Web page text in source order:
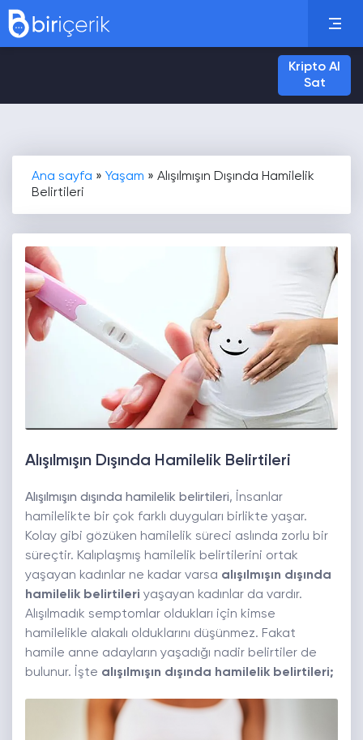
Kripto Al
Sat
Ana sayfa » Yaşam » Alışılmışın Dışında Hamilelik
Belirtileri
Alışılmışın Dışında Hamilelik Belirtileri
Alışılmışın dışında hamilelik belirtileri, İnsanlar
hamilelikte bir çok farklı duyguları birlikte yaşar.
Kolay gibi gözüken hamilelik süreci aslında zorlu bir
süreçtir. Kalıplaşmış hamilelik belirtilerini ortak
yaşayan kadınlar ne kadar varsa alışılmışın dışında
hamilelik belirtileri yaşayan kadınlar da vardır.
Alışılmadık semptomlar oldukları için kimse
hamilelikle alakalı olduklarını düşünmez. Fakat
hamile anne adayların yaşadığı nadir belirtiler de
bulunur. İşte alışılmışın dışında hamilelik belirtileri;